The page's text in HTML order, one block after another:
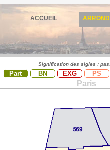
ACCUEIL
Signification des sigles :
Part BN EXG PS
Paris